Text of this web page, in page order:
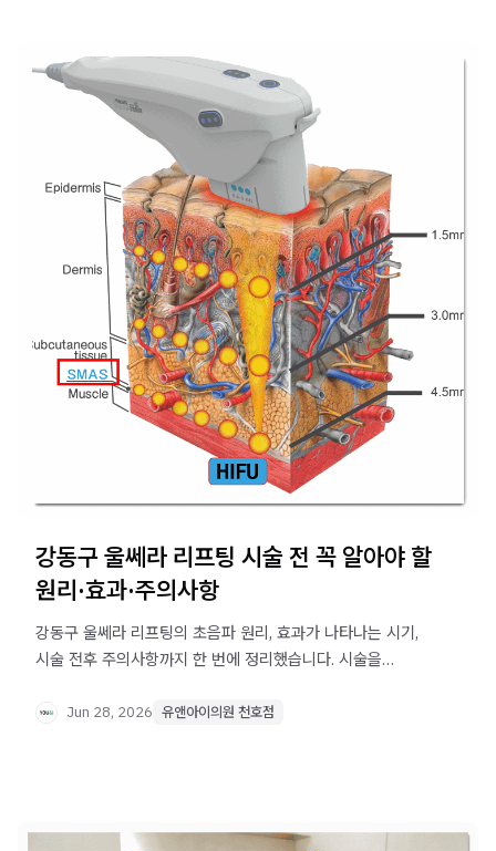
강동구 울쎄라 리프팅 시술 전 꼭 알아야 할
원리·효과·주의사항
강동구 울쎄라 리프팅의 초음파 원리, 효과가 나타나는 시기,
시술 전후 주의사항까지 한 번에 정리했습니다. 시술을
Jun 28, 2026 유앤아이의원 천호점